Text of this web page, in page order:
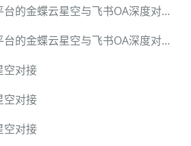
基于轻易云数据集成平台的金蝶云星空与飞书OA深度对接技术实战手册
基于轻易云数据集成平台的金蝶云星空与飞书OA深度对接技术实战手册
空对接
空对接
空对接